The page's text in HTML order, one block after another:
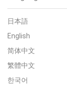
日本語
English
简体中文
繁體中文
한국어